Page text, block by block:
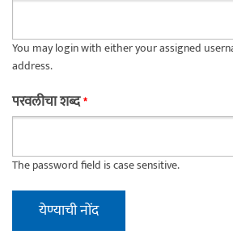
You may login with either your assigned
address.
परवलीचा शब्द*
The password field is case sensitive.